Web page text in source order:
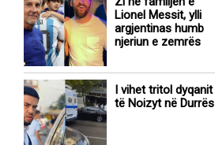
Lionel Messit, ylli
argjentinas humb
njeriun e zemrës
I vihet tritol dyqanit
të Noizyt në Durrës